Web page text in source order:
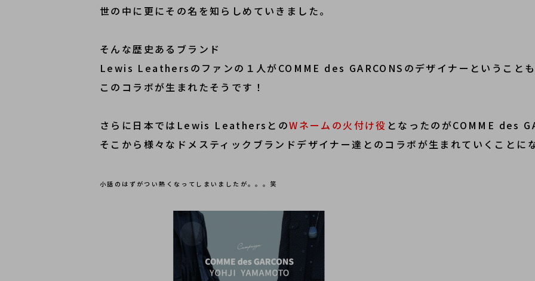
世の中に更にその名を知らしめていきました。
そんな歴史あるブランド
Lewis Leathersのファンの１人がCOMME des GARCONSのデザイナーということ
このコラボが生まれたそうです！
さらに日本ではLewis LeathersとのWネームの火付け役 となったのがCOMME des
そこから様々なドメスティックブランドデザイナー達とのコラボが生まれていくことに
小話のはずがつい熱くなってしまいましたが。。。笑